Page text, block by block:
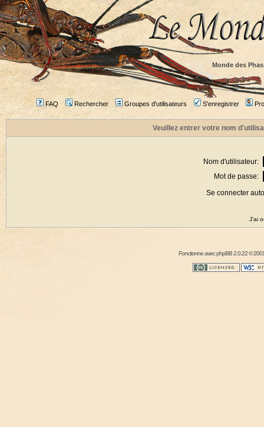
Monde des
FAQ Rechercher Groupes d'utilisateurs S'enregistrer
Veuillez entrer votre nom
Nom d'utilisateur:
Mot de passe:
Se connecter
J'ai
Fonctionne avecphpBB2.0.22 ©